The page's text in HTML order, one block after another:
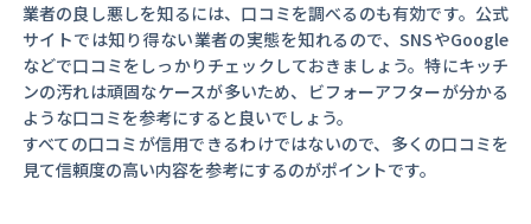
業者の良し悪しを知るには、口コミを調べるのも有効です。公式
サイトでは知り得ない業者の実態を知れるので、SNSやGoogle
などで口コミをしっかりチェックしておきましょう。特にキッチ
ンの汚れは頑固なケースが多いため、ビフォーアフターが分かる
ような口コミを参考にすると良いでしょう。
すべての口コミが信用できるわけではないので、多くの口コミを
見て信頼度の高い内容を参考にするのがポイントです。